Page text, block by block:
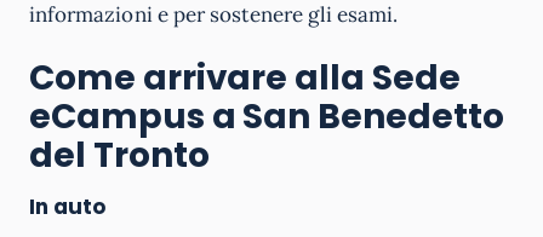
informazioni e per sostenere gli esami.
Come arrivare alla Sede
eCampus a San Benedetto
del Tronto
In auto